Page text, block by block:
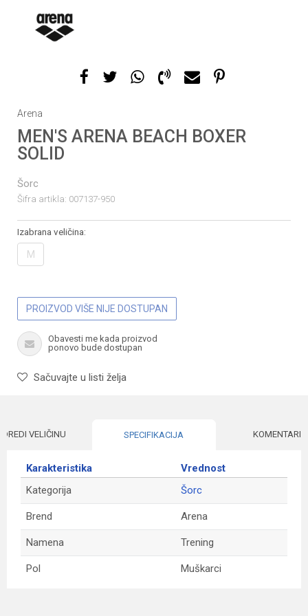
Arena
MEN'S ARENA BEACH BOXER
SOLID
Šorc
Šifra artikla: 007137-950
Izabrana veličina:
M
PROIZVOD VIŠE NIJE DOSTUPAN
Obavesti me kada proizvod
ponovo bude dostupan
Sačuvajte u listi želja
VELIČINU SPECIFIKACIJA KOMENTARI
Karakteristika
Vrednost
Kategorija
Šorc
Brend Arena
Namena Trening
Pol Muškarci